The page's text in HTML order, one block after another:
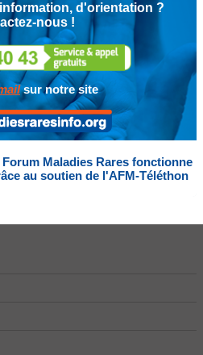
d'orientation ?
nous !
sur notre site
Forum Maladies Rares fonctionne
au soutien de l'AFM-Téléthon